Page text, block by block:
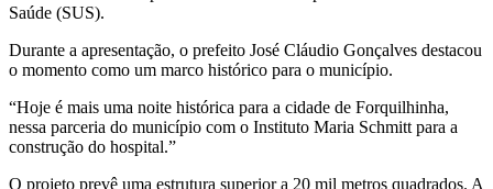
Saúde (SUS).
Durante a apresentação, o prefeito José Cláudio Gonçalves destacou
o momento como um marco histórico para o município.
“Hoje é mais uma noite histórica para a cidade de Forquilhinha,
nessa parceria do município com o Instituto Maria Schmitt para a
construção do hospital.”
O projeto prevê uma estrutura superior a 20 mil metros quadrados. A